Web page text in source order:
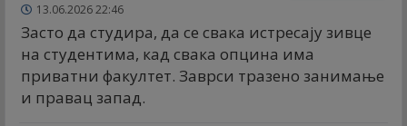
13.06.2026 22:46
Засто да студира, да се свака истресају зивце
на студентима, кад свака опцина има
приватни факултет. Заврси тразено занимање
и правац запад.